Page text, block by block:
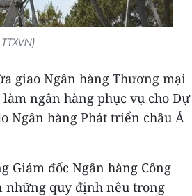
giao Ngân hàng Thương mại
ngân hàng phục vụ cho Dự
Ngân hàng Phát triển châu Á
Giám đốc Ngân hàng Công
những quy định nêu trong